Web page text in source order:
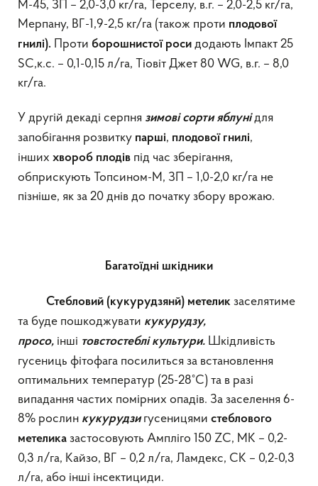
М-45, ЗП – 2,0-3,0 кг/га, Терселу, в.г. – 2,0-2,5 кг/га,
Мерпану, ВГ-1,9-2,5 кг/га (також проти плодової
гнилі). Проти борошнистої роси додають Імпакт 25
SC,к.с. – 0,1-0,15 л/га, Тіовіт Джет 80 WG, в.г. – 8,0
кг/га.
У другій декаді серпня зимові сорти яблунідля
запобігання розвитку парші, плодової гнилі,
інших хвороб плодів під час зберігання,
обприскують Топсином-М, ЗП – 1,0-2,0 кг/га не
пізніше, як за 20 днів до початку збору врожаю.
Багатоїдні шкідники
Стебловий (кукурудзянй) метелик заселятиме
та буде пошкоджувати кукурудзу,
просо, інші товстостеблі культури. Шкідливість
гусениць фітофага посилиться за встановлення
оптимальних температур (25-28°С) та в разі
випадання частих помірних опадів. За заселення 6-
8% рослин кукурудзигусеницями стеблового
метелика застосовують Ампліго 150 ZC, МК – 0,2-
0,3 л/га, Кайзо, ВГ – 0,2 л/га, Ламдекс, СК – 0,2-0,3
л/га, або інші інсектициди.